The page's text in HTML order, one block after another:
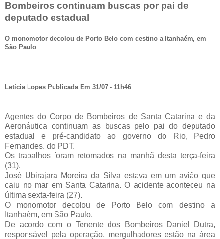
Bombeiros continuam buscas por pai de
deputado estadual
O monomotor decolou de Porto Belo com destino a Itanhaém, em
São Paulo
Letícia Lopes Publicada Em 31/07 - 11h46
Agentes do Corpo de Bombeiros de Santa Catarina e da
Aeronáutica continuam as buscas pelo pai do deputado
estadual e pré-candidato ao governo do Rio, Pedro
Fernandes, do PDT.
Os trabalhos foram retomados na manhã desta terça-feira
(31).
José Ubirajara Moreira da Silva estava em um avião que
caiu no mar em Santa Catarina. O acidente aconteceu na
última sexta-feira (27).
O monomotor decolou de Porto Belo com destino a
Itanhaém, em São Paulo.
De acordo com o Tenente dos Bombeiros Daniel Dutra,
responsável pela operação, mergulhadores estão na área